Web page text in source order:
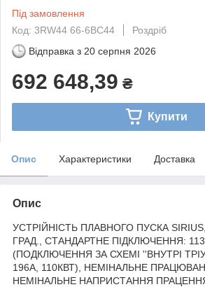
Під замовлення
Код: 3RW44 66-6BC44
Роздріб
Відправка з 20 серпня 2026
692 648,39 ₴
Купити
Опис Характеристики Доставка
Опис
УСТРІЙНІСТЬ ПЛАВНОГО ПУСКА
ГРАД., СТАНДАРТНЕ ПІДКЛЮЧЕННЯ:
(ПОДКЛЮЧЕННЯ ЗА СХЕМІ ''ВНУТРІ
196A, 110КВТ), НЕМІНАЛЬНЕ
НЕМІНАЛЬНЕ НАПРИСТАННЯ ПРАЦЕННЯ